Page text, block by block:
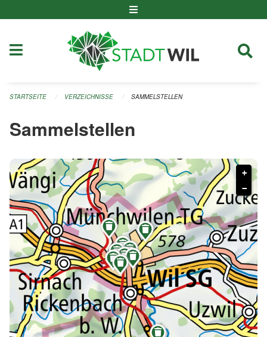
STARTSEITE VERZEICHNISSE SAMMELSTELLEN
Sammelstellen










+
−